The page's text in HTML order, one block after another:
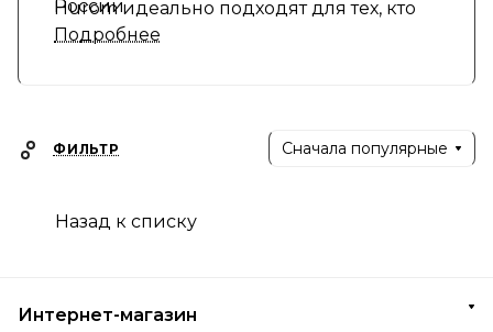
Hurom идеально подходят для тех, кто
ценит надежность и комфорт в
России
Подробнее
ФИЛЬТР Сначала популярные
Назад к списку
Интернет-магазин